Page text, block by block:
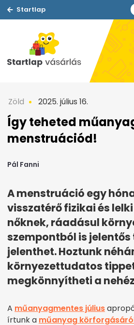
Startlap
Zöld 2025. július 16.
Így teheted
menstruációd!
Pál Fanni
A menstruáció egy
visszatérő fizikai és
nőknek, ráadásul
szempontból is jelentős
jelenthet. Hoztunk
környezettudatos
megkönnyítheti a
A műanyagmentes július
írtunk a műanyag